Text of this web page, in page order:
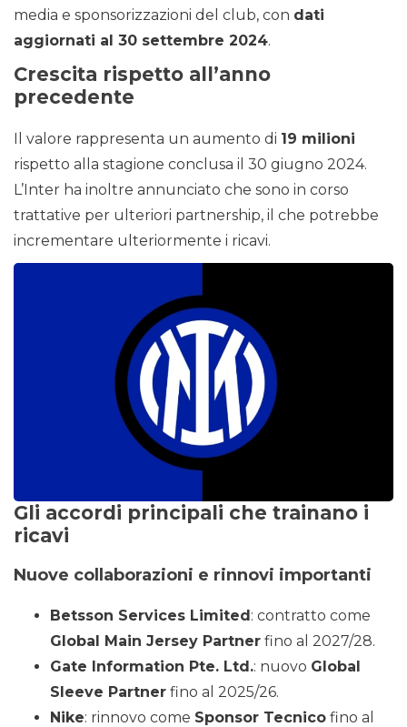
media e sponsorizzazioni del club, con dati
aggiornati al 30 settembre 2024.
Crescita rispetto all’anno
precedente
Il valore rappresenta un aumento di 19 milioni
rispetto alla stagione conclusa il 30 giugno 2024.
L’Inter ha inoltre annunciato che sono in corso
trattative per ulteriori partnership, il che potrebbe
incrementare ulteriormente i ricavi.
Gli accordi principali che trainano i
ricavi
Nuove collaborazioni e rinnovi importanti
Betsson Services Limited: contratto come
Global Main Jersey Partner fino al 2027/28.
Gate Information Pte. Ltd.: nuovo Global
Sleeve Partner fino al 2025/26.
Nike: rinnovo come Sponsor Tecnico fino al